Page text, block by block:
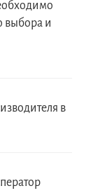
выбора и
в